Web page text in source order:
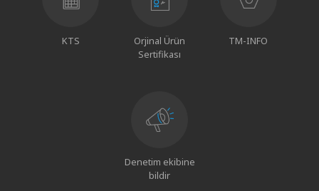
KTS
Orjinal Ürün
Sertifikası
TM-INFO
Denetim ekibine
bildir